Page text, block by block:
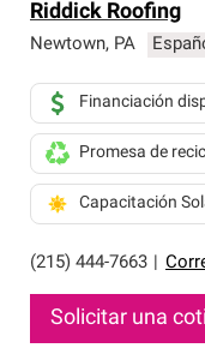
Riddick Roofing
Newtown, PA
(215) 444-7663
Financiación
Promesa de
Capacitación
Solicitar una